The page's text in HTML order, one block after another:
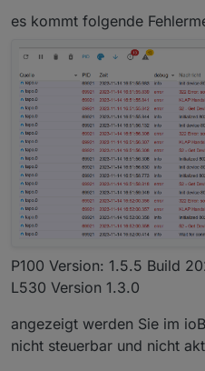
es kommt folgende
P100 Version: 1.5.5 Build
L530 Version 1.3.0
angezeigt werden Sie im
nicht steuerbar und nicht